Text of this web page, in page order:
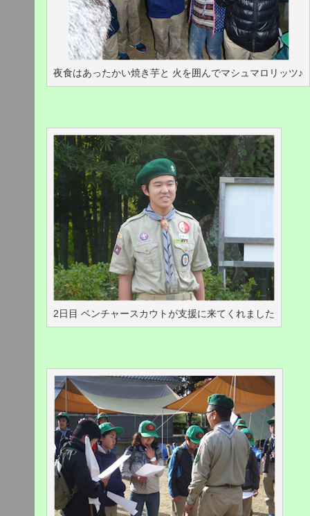
夜食はあったかい焼き芋と 火を囲んでマシュマロリッツ♪
2日目 ベンチャースカウトが支援に来てくれました